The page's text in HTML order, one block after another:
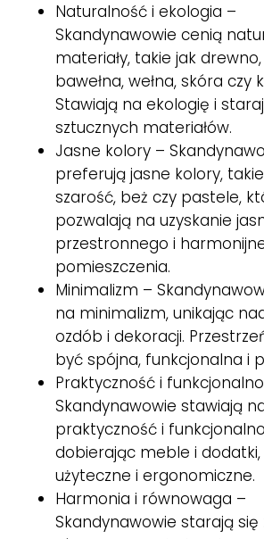
Naturalność i ekologia –
Skandynawowie cenią
materiały, takie jak
bawełna, wełna, skóra czy
Stawiają na ekologię i
sztucznych materiałów.
Jasne kolory –
preferują jasne kolory,
szarość, beż czy pastele,
pozwalają na uzyskanie
przestronnego i
pomieszczenia.
Minimalizm –
na minimalizm, unikając
ozdób i dekoracji.
być spójna, funkcjonalna i
Praktyczność i
Skandynawowie stawiają
praktyczność i
dobierając meble i
użyteczne i ergonomiczne.
Harmonia i równowaga –
Skandynawowie starają